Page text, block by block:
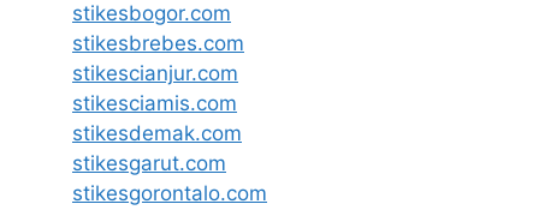
stikesbogor.com
stikesbrebes.com
stikescianjur.com
stikesciamis.com
stikesdemak.com
stikesgarut.com
stikesgorontalo.com